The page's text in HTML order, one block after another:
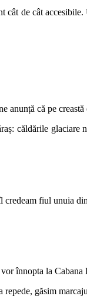
cât de cât
anunță că pe creastă
căldările glaciare
credeam fiul unuia
înnopta la Cabana
găsim